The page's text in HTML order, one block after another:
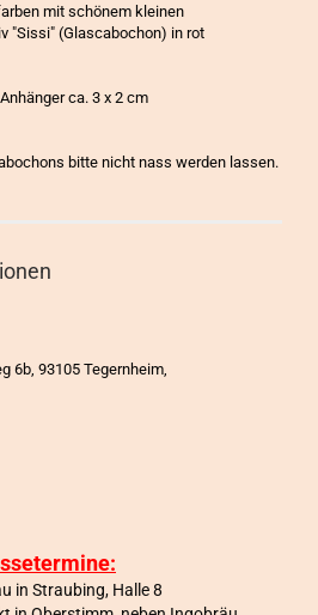
mit schönem kleinen
"Sissi" (Glascabochon) in rot
ca. 3 x 2 cm
bitte nicht nass werden lassen.
6b, 93105 Tegernheim,
in Straubing, Halle 8